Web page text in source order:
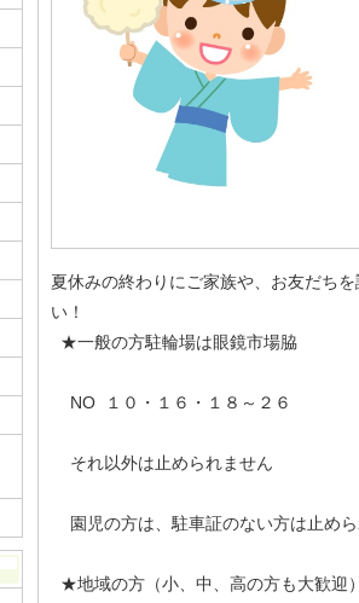
夏休みの終わりにご家族や、お友だち
い！
★一般の方駐輪場は眼鏡市場脇
NO １０・１６・１８～２６
それ以外は止められません
園児の方は、駐車証のない方は止め
★地域の方（小、中、高の方も大歓迎